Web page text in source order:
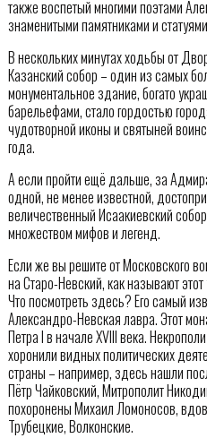
также воспетый многими поэтами
знаменитыми памятниками и
В нескольких минутах ходьбы от
Казанский собор – один из самых
монументальное здание, богато
барельефами, стало гордостью
чудотворной иконы и святыней
года.
А если пройти ещё дальше, за
одной, не менее известной,
величественный Исаакиевский
множеством мифов и легенд.
Если же вы решите от Московского
на Старо-Невский, как называют
Что посмотреть здесь? Его самый
Александро-Невская лавра. Этот
Петра I в начале XVIII века.
хоронили видных политических
страны – например, здесь нашли
Пётр Чайковский, Митрополит
похоронены Михаил Ломоносов,
Трубецкие, Волконские.